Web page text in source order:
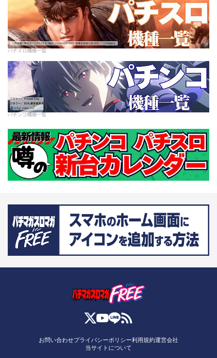
パチスロ機種一覧
パチンコ機種一覧
お問い合わせプライバシーポリシー利用規約運営会社
当サイトについて